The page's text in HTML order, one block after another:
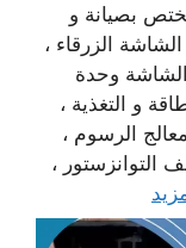
بصيانة و
الزرقاء ،
وحدة
و التغذية ،
الرسوم ،
التوانزستور ،